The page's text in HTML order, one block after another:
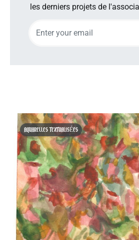
les derniers projets de
AQUARELLES TEXTUALISÉES